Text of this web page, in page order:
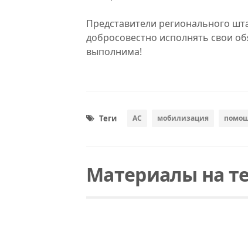
Представители регионального
добросовестно исполнять свои
выполнима!
Теги АС мобилизация
Материалы на